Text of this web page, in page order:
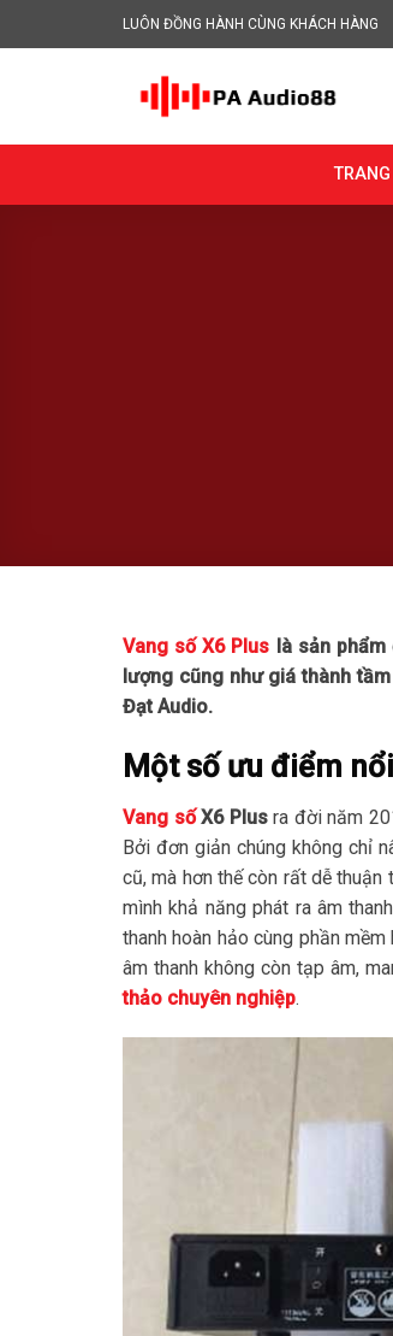
to
LUÔN ĐỒNG HÀNH CÙNG KHÁCH HÀNG
Vang số X6 Plus là sản
lượng cũng như giá thành
Đạt Audio.
Một số ưu điểm
Vang sốX6 Plusra đời năm
Bởi đơn giản chúng không chỉ
cũ, mà hơn thế còn rất dễ
mình khả năng phát ra âm
thanh hoàn hảo cùng phần
âm thanh không còn tạp âm,
thảo chuyên nghiệp.